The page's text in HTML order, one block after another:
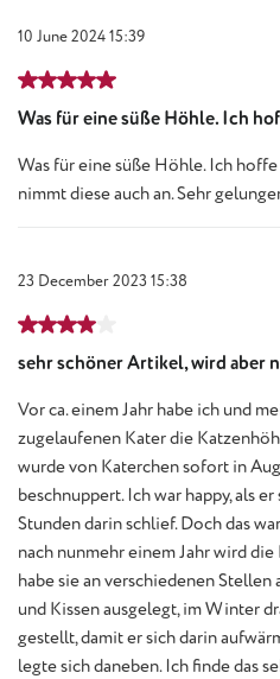
10 June 2024 15:39
Review with rating of 5 out of 5 stars
Was für eine süße Höhle. Ich
Was für eine süße Höhle. Ich
nimmt diese auch an. Sehr
23 December 2023 15:38
Review with rating of 4 out of 5 stars
sehr schöner Artikel, wird aber
Vor ca. einem Jahr habe ich und
zugelaufenen Kater die
wurde von Katerchen sofort in
beschnuppert. Ich war happy, als
Stunden darin schlief. Doch das
nach nunmehr einem Jahr wird
habe sie an verschiedenen
und Kissen ausgelegt, im Winter
gestellt, damit er sich darin
legte sich daneben. Ich finde das